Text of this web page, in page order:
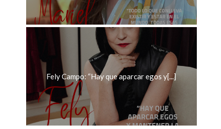
Fely Campo: “Hay que aparcar egos y[...]